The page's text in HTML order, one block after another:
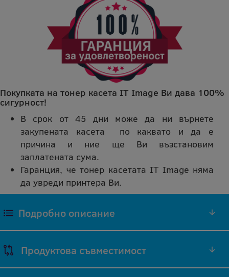
Покупката на тонер касета IT Image Ви дава 100%
сигурност!
В срок от 45 дни може да ни върнете
закупената касета по каквато и да е
причина и ние ще Ви възстановим
заплатената сума.
Гаранция, че тонер касетата IT Image няма
да увреди принтера Ви.
Подробно описание
РЕПРОИЗВЕДЕНА IT IMAGE БАРАБАННА КАСЕТА
Продуктова съвместимост